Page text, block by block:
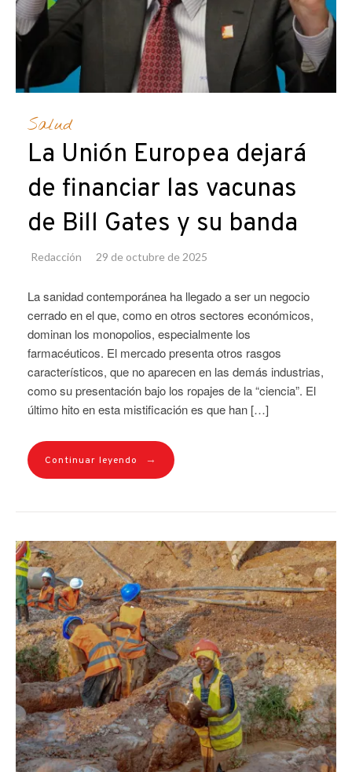
Salud
La Unión Europea dejará
de financiar las vacunas
de Bill Gates y su banda
Redacción 29 de octubre de 2025
La sanidad contemporánea ha llegado a ser un negocio
cerrado en el que, como en otros sectores económicos,
dominan los monopolios, especialmente los
farmacéuticos. El mercado presenta otros rasgos
característicos, que no aparecen en las demás industrias,
como su presentación bajo los ropajes de la “ciencia”. El
último hito en esta mistificación es que han […]
Continuar leyendo →